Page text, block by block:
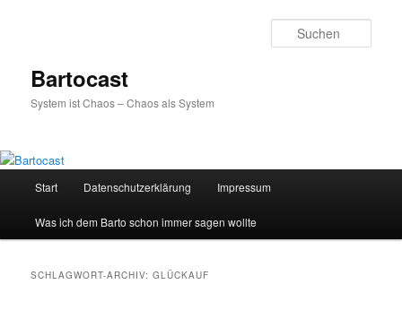
Bartocast
System ist Chaos – Chaos als System
Start Datenschutzerklärung Impressum
Was ich dem Barto schon immer sagen wollte
SCHLAGWORT-ARCHIV:GLÜCKAUF